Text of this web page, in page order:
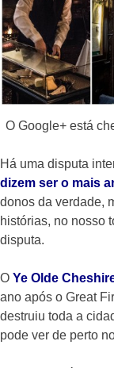
O Google+ está
Há uma disputa
dizem ser o mais
donos da verdade,
histórias, no nosso
disputa.
O Ye Olde
ano após o Great
destruiu toda a
pode ver de perto